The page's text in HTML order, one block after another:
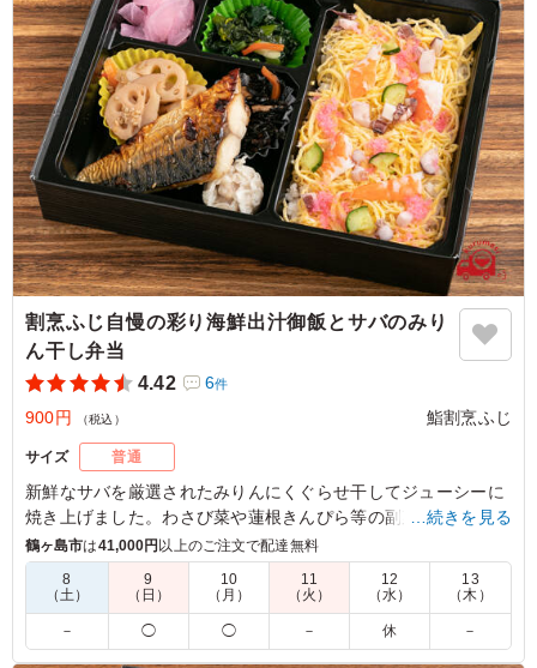
彩も加わり見た目もよかった。紙容器もドレッシングをか
けても大丈夫な様になっていて食べやすい。サンドイッチ
の大きさも食べやすい大きさに切れていてみた感じもよか
った。
ご利用シーン：幼稚園の母の会
東京都新宿区戸山2025/04/23
割烹ふじ自慢の彩り海鮮出汁御飯とサバのみり
ん干し弁当
4.42
6件
900円 （税込） 鮨割烹ふじ
サイズ 普通
新鮮なサバを厳選されたみりんにくぐらせ干してジューシーに
焼き上げました。わさび菜や蓮根きんぴら等の副菜と共にお弁
当にお詰めしました。
5.0
錦糸卵にエビや桜でんぶ、きゅうりが散らされたご飯が華
やか。おかずの栄養バランスもよく香ばしく焼き上がった
…続きを見る
鶴ヶ島市は41,000円以上のご注文で配達無料
8
（土）
9
（日）
10
（月）
11
（火）
12
（水）
13
（木）
－ ◯ ◯ － 休 －